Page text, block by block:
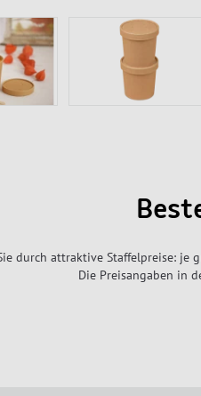
durch attraktive Staffelpreise: je
Die Preisangaben in